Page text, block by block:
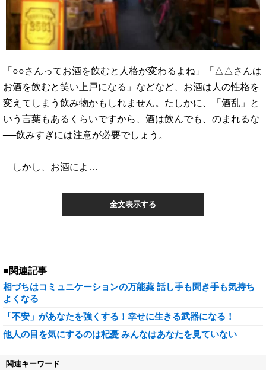
「○○さんってお酒を飲むと人格が変わるよね」「△△さんは
お酒を飲むと笑い上戸になる」などなど、お酒は人の性格を
変えてしまう飲み物かもしれません。たしかに、「酒乱」と
いう言葉もあるくらいですから、酒は飲んでも、のまれるな
──飲みすぎには注意が必要でしょう。
しかし、お酒によ…
全文表示する
■関連記事
相づちはコミュニケーションの万能薬 話し手も聞き手も気持ち
よくなる
「不安」があなたを強くする！幸せに生きる武器になる！
他人の目を気にするのは杞憂 みんなはあなたを見ていない
関連キーワード